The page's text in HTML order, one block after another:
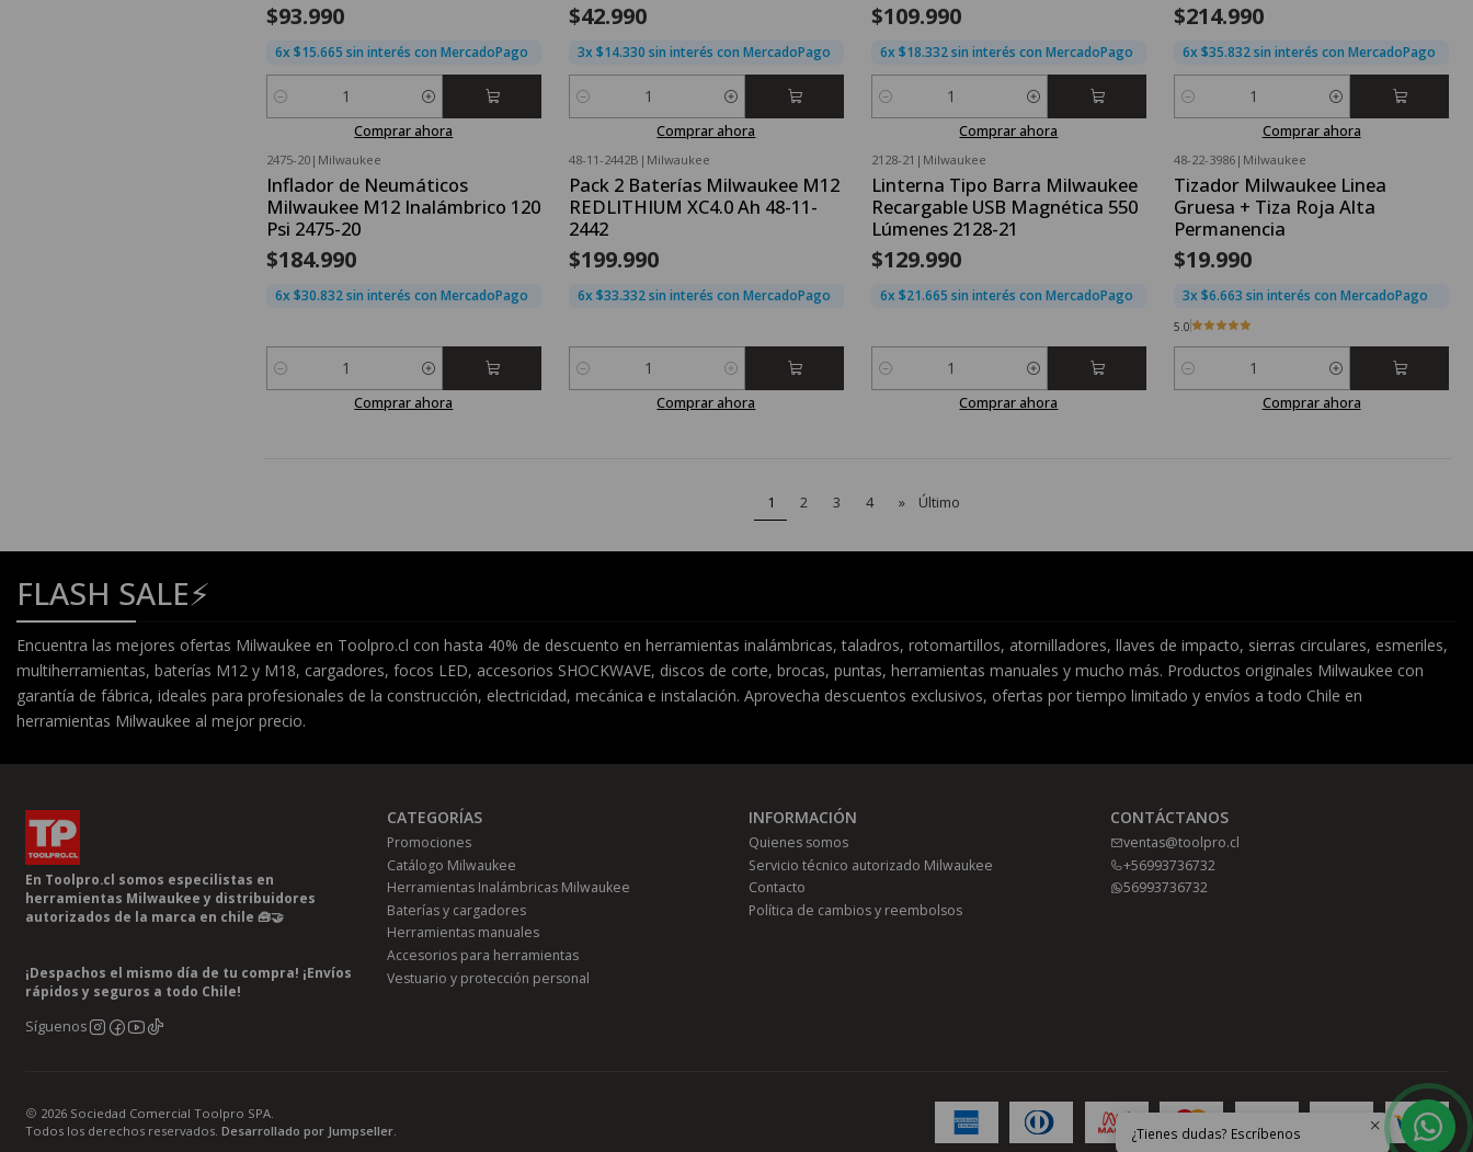
$93.990
6x $15.665 sin interés con MercadoPago
Cantidad
Comprar ahora
$42.990
3x $14.330 sin interés con MercadoPago
Cantidad
Comprar ahora
$109.990
6x $18.332 sin interés con MercadoPago
Cantidad
Comprar ahora
$214.990
6x $35.832 sin interés con MercadoPago
Cantidad
Comprar ahora
2475-20| Milwaukee
Inflador de Neumáticos
Milwaukee M12 Inalámbrico 120
Psi 2475-20
$184.990
6x $30.832 sin interés con MercadoPago
Cantidad
Comprar ahora
48-11-2442B | Milwaukee
Pack 2 Baterías Milwaukee M12
REDLITHIUM XC4.0 Ah 48-11-
2442
$199.990
6x $33.332 sin interés con MercadoPago
Cantidad
Comprar ahora
2128-21 | Milwaukee
Linterna Tipo Barra Milwaukee
Recargable USB Magnética 550
Lúmenes 2128-21
$129.990
6x $21.665 sin interés con MercadoPago
Cantidad
Comprar ahora
48-22-3986| Milwaukee
Tizador Milwaukee Linea
Gruesa + Tiza Roja Alta
Permanencia
$19.990
3x $6.663 sin interés con MercadoPago
5.0
Cantidad
Comprar ahora
1 2 3 4 » Último
FLASH SALE⚡
Encuentra las mejores ofertas Milwaukee en Toolpro.cl con hasta 40% de descuento en herramientas inalámbricas, taladros, rotomartillos, atornilladores, llaves de impacto, sierras circulares, esmeriles,
multiherramientas, baterías M12 y M18, cargadores, focos LED, accesorios SHOCKWAVE, discos de corte, brocas, puntas, herramientas manuales y mucho más. Productos originales Milwaukee con
garantía de fábrica, ideales para profesionales de la construcción, electricidad, mecánica e instalación. Aprovecha descuentos exclusivos, ofertas por tiempo limitado y envíos a todo Chile en
herramientas Milwaukee al mejor precio.
En Toolpro.cl somos especilistas en
herramientas Milwaukee y distribuidores
autorizados de la marca en chile 🧰🤝
¡Despachos el mismo día de tu compra! ¡Envíos
rápidos y seguros a todo Chile!
Síguenos
CATEGORÍAS
Promociones
Catálogo Milwaukee
Herramientas Inalámbricas Milwaukee
Baterías y cargadores
Herramientas manuales
Accesorios para herramientas
Vestuario y protección personal
INFORMACIÓN
Quienes somos
Servicio técnico autorizado Milwaukee
Contacto
Política de cambios y reembolsos
CONTÁCTANOS
ventas@toolpro.cl
+56993736732
56993736732
2026 Sociedad Comercial Toolpro SPA.
Todos los derechos reservados. Desarrollado por Jumpseller. ¿Tienes dudas? Escríbenos